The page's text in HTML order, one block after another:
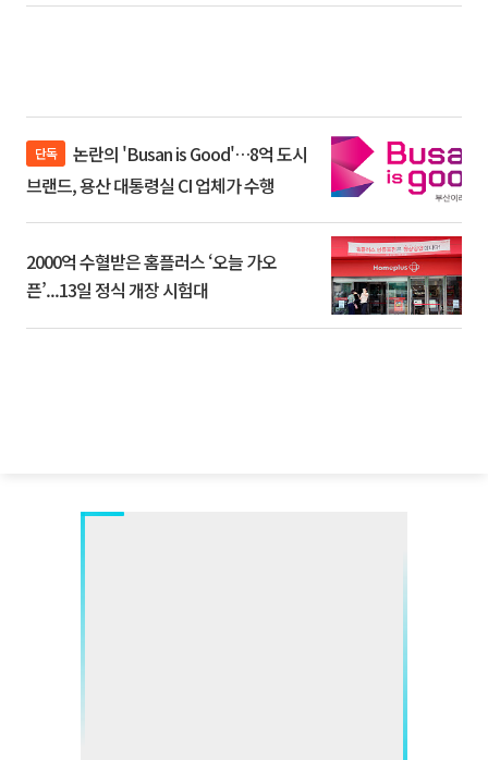
단독
브랜드, 용산 대통령실 CI 업체가 수행
2000억 수혈받은 홈플러스 ‘오늘 가오
픈’...13일 정식 개장 시험대